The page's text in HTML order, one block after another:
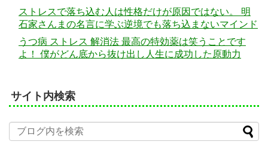
ストレスで落ち込む人は性格だけが原因ではない。 明
石家さんまの名言に学ぶ逆境でも落ち込まないマインド
うつ病 ストレス 解消法 最高の特効薬は笑うことです
よ！ 僕がどん底から抜け出し人生に成功した原動力
サイト内検索